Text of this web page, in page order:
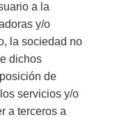
a la
y/o
la sociedad no
dichos
de
servicios y/o
a terceros a